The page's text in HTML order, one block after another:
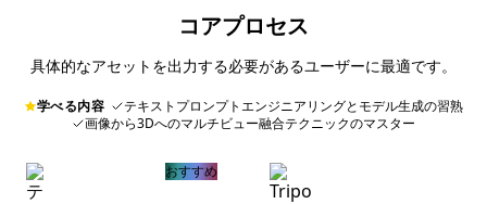
コアプロセス
具体的なアセットを出力する必要があるユーザーに最適です。
学べる内容
テキストプロンプトエンジニアリングとモデル生成の習熟
画像から3Dへのマルチビュー融合テクニックのマスター
おすすめ